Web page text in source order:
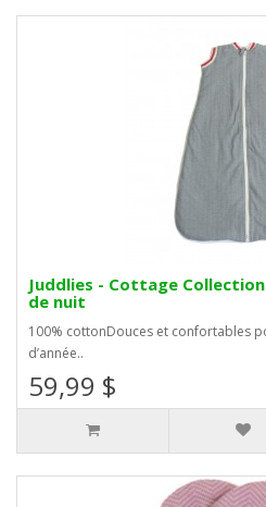
Juddlies - Cottage
de nuit
100% cottonDouces et confortables
d’année..
59,99 $